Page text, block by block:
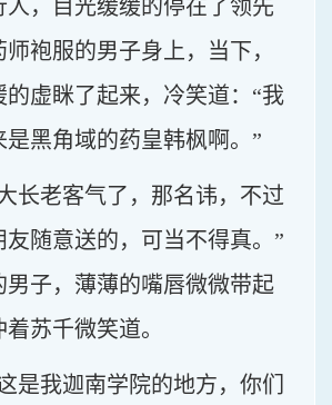
人，目光缓缓的停在了领先
袍服的男子身上，当下，
的虚眯了起来，冷笑道：“我
是黑角域的药皇韩枫啊。”
长老客气了，那名讳，不过
友随意送的，可当不得真。”
男子，薄薄的嘴唇微微带起
苏千微笑道。
是我迦南学院的地方，你们